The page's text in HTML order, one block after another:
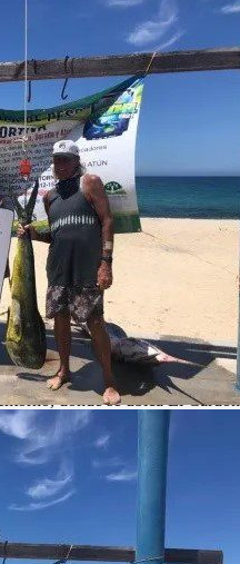
y Monterrey, entre
localizado a 15 km al norte
Delta y Mexicana de
que recibe vuelos de
y San Diego; Aerolitoral
que viajan de Los Mochis y
recreativas ofrece en El
las costas locales en
donde se ubica El